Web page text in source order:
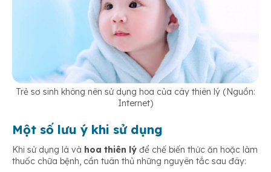
Trẻ sơ sinh không nên sử dụng hoa của cây thiên lý (Nguồn:
Internet)
Một số lưu ý khi sử dụng
Khi sử dụng lá và hoa thiên lý để chế biến thức ăn hoặc làm
thuốc chữa bệnh, cần tuân thủ những nguyên tắc sau đây: